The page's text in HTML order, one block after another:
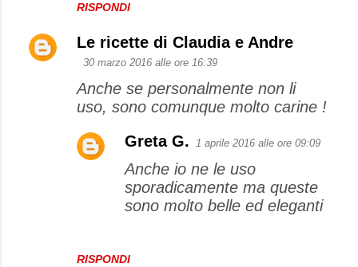
RISPONDI
Le ricette di Claudia e Andre
30 marzo 2016 alle ore 16:39
Anche se personalmente non li
uso, sono comunque molto carine !
RISPONDI
Greta G. 1 aprile 2016 alle ore 09:09
Anche io ne le uso
sporadicamente ma queste
sono molto belle ed eleganti